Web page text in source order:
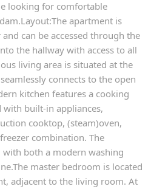
looking for comfortable
apartment is
can be accessed through the
the hallway with access to all
living area is situated at the
connects to the open
kitchen features a cooking
built-in appliances,
cooktop, (steam)oven,
combination. The
both a modern washing
master bedroom is located
adjacent to the living room. At